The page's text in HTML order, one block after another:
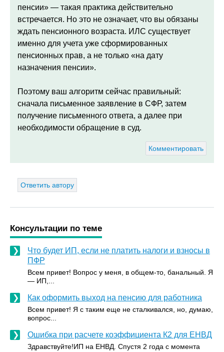
пенсии» — такая практика действительно
встречается. Но это не означает, что вы обязаны
ждать пенсионного возраста. ИЛС существует
именно для учета уже сформированных
пенсионных прав, а не только «на дату
назначения пенсии».
Поэтому ваш алгоритм сейчас правильный:
сначала письменное заявление в СФР, затем
получение письменного ответа, а далее при
необходимости обращение в суд.
Комментировать
Ответить автору
Консультации по теме
Что будет ИП, если не платить налоги и взносы в
ПФР
Всем привет! Вопрос у меня, в общем-то, банальный. Я
— ИП,...
Как оформить выход на пенсию для работника
Всем привет! Я с таким еще не сталкивался, но, думаю,
вопрос...
Ошибка при расчете коэффициента К2 для ЕНВД
Здравствуйте!ИП на ЕНВД. Спустя 2 года с момента